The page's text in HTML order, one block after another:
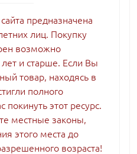
предназначена
лиц. Покупку
возможно
и старше. Если Вы
товар, находясь в
полного
покинуть этот ресурс.
местные законы,
этого места до
возраста!